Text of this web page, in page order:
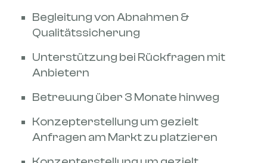
Begleitung von Abnahmen &
Qualitätssicherung
Unterstützung bei Rückfragen mit
Anbietern
Betreuung über 3 Monate hinweg
Konzepterstellung um gezielt
Anfragen am Markt zu platzieren